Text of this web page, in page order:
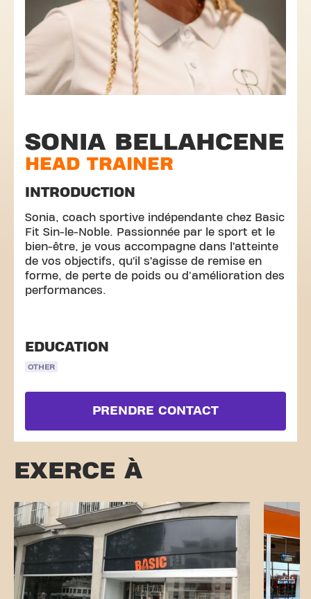
SONIA BELLAHCENE
HEAD TRAINER
INTRODUCTION
Sonia, coach sportive indépendante chez Basic
Fit Sin-le-Noble. Passionnée par le sport et le
bien-être, je vous accompagne dans l’atteinte
de vos objectifs, qu’il s’agisse de remise en
forme, de perte de poids ou d'amélioration des
performances.
EDUCATION
OTHER
PRENDRE CONTACT
EXERCE À